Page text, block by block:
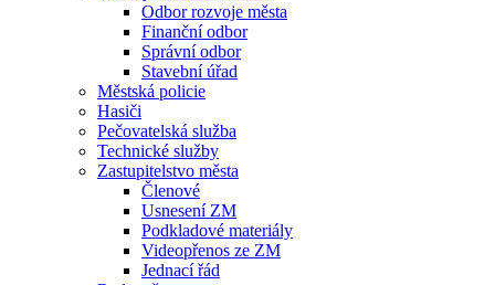
Odbor rozvoje města
Finanční odbor
Správní odbor
Stavební úřad
Městská policie
Hasiči
Pečovatelská služba
Technické služby
Zastupitelstvo města
Členové
Usnesení ZM
Podkladové materiály
Videopřenos ze ZM
Jednací řád